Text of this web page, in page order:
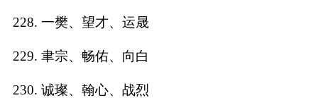
228. 一樊、望才、运晟
229. 聿宗、畅佑、向白
230. 诚璨、翰心、战烈